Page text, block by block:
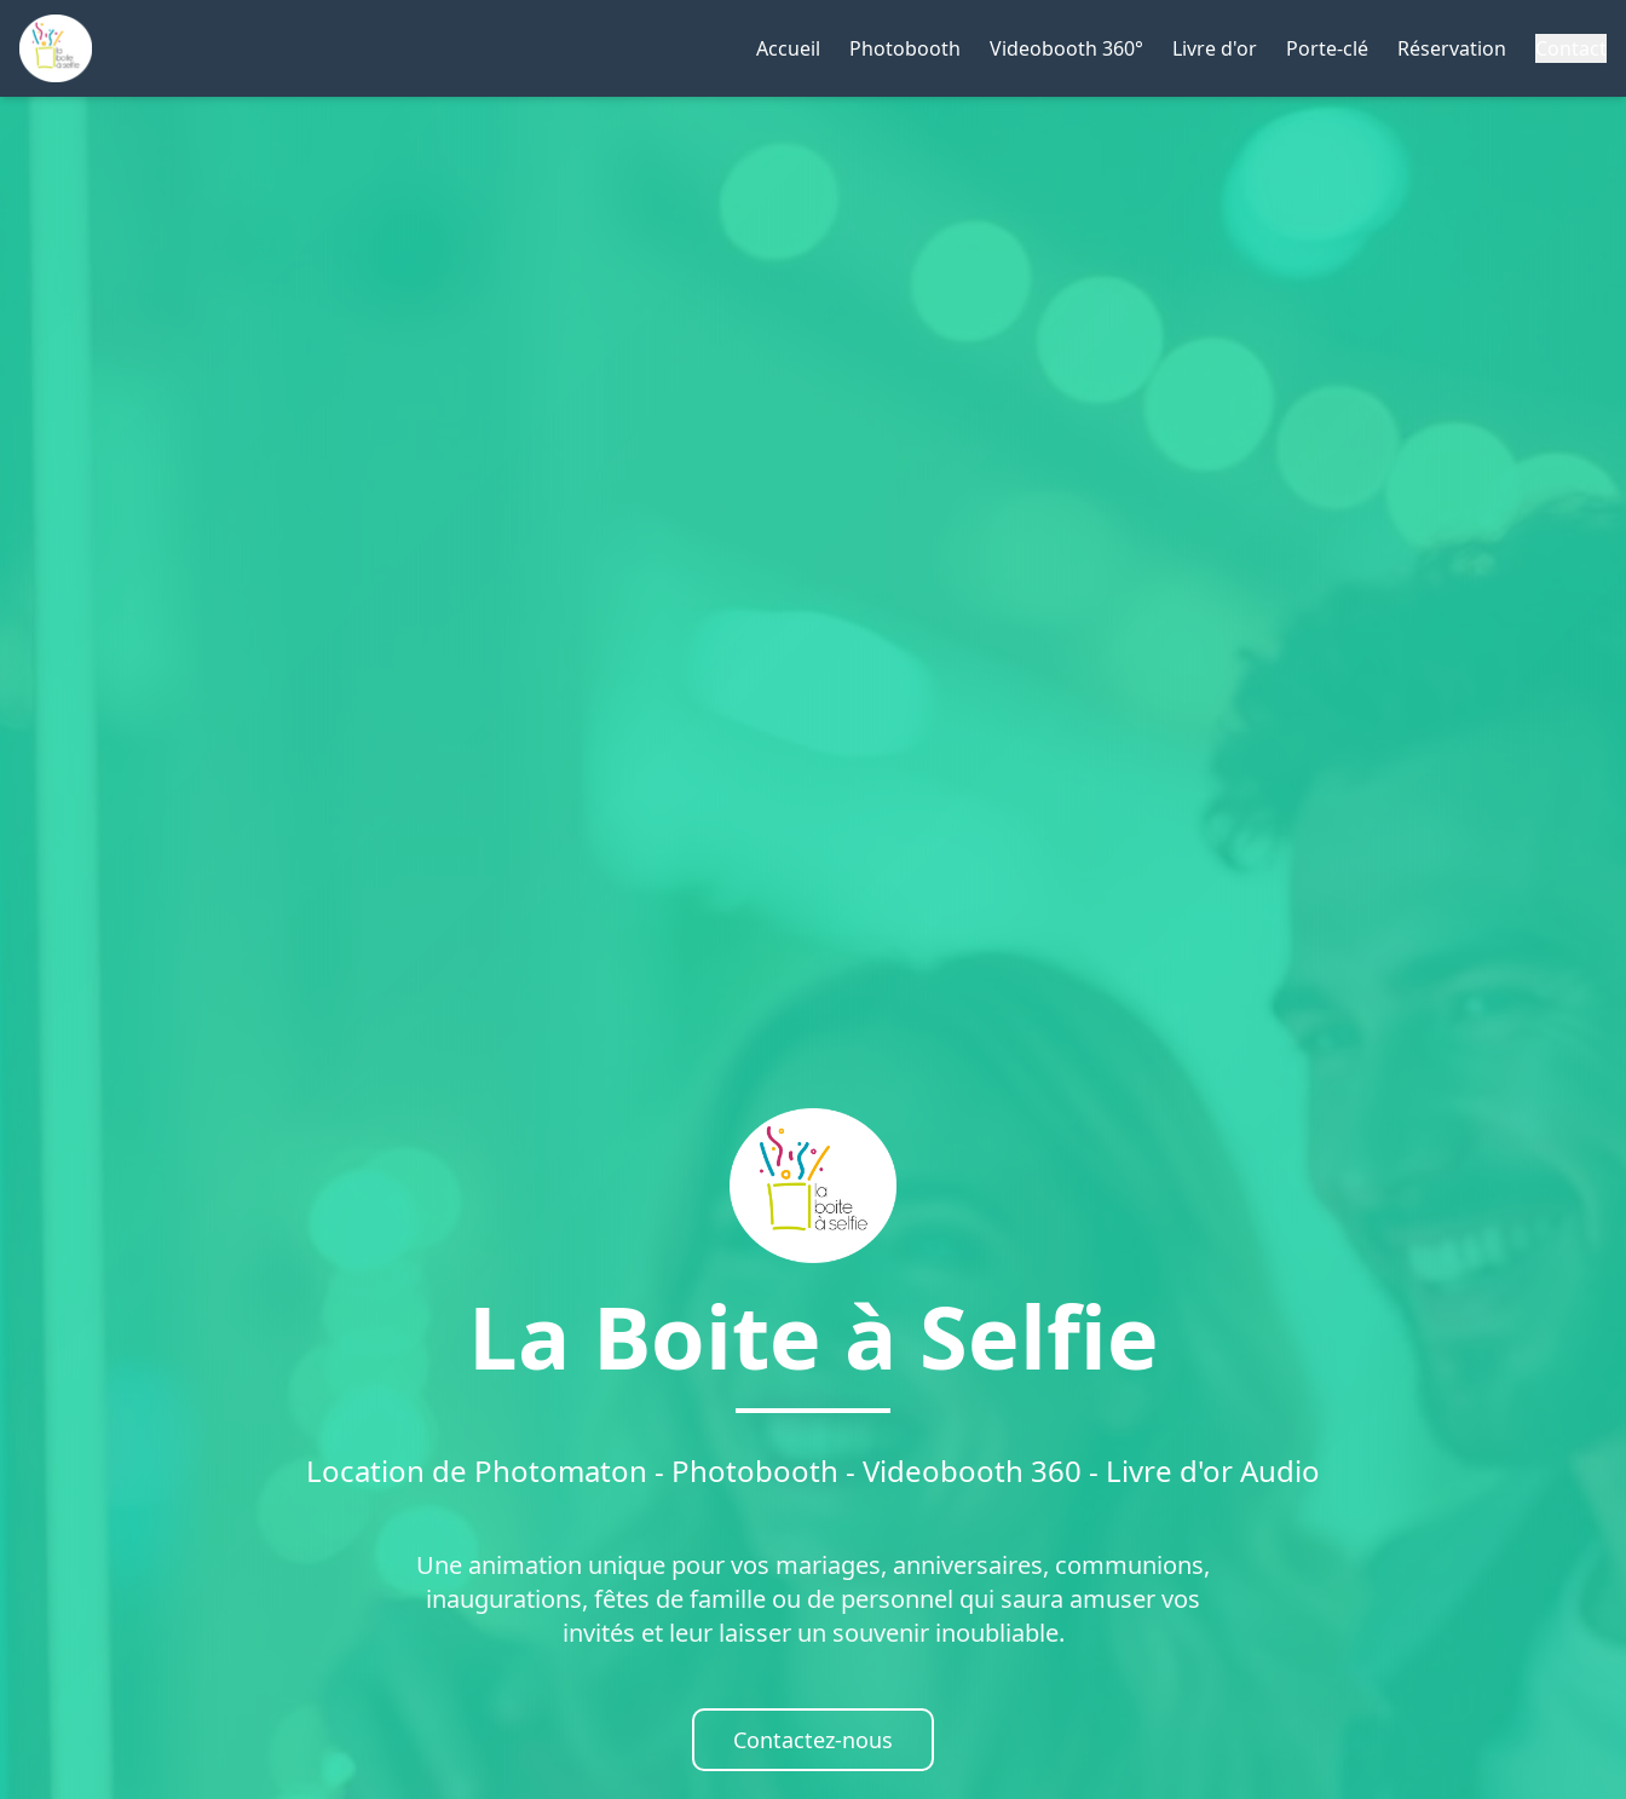
Accueil Photobooth Videobooth 360° Livre d'or Porte-clé Réservation
La Boite à Selfie
Location de Photomaton - Photobooth - Videobooth 360 - Livre d'or Audio
Une animation unique pour vos mariages, anniversaires, communions,
inaugurations, fêtes de famille ou de personnel qui saura amuser vos
invités et leur laisser un souvenir inoubliable.
Contactez-nous